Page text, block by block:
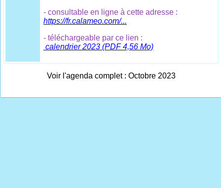
- consultable en ligne à cette adresse :
https://fr.calameo.com/...
- téléchargeable par ce lien :
calendrier 2023 (PDF 4,56 Mo)
Voir l'agenda complet : Octobre 2023